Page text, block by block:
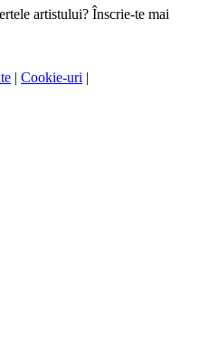
artistului? Înscrie-te mai
| Cookie-uri |